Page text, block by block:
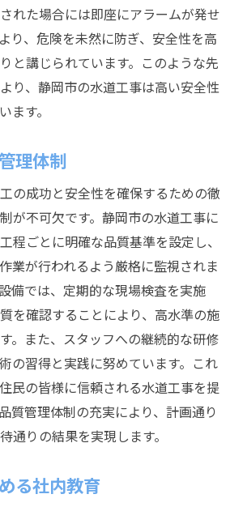
れた場合には即座にアラームが発せ
り、危険を未然に防ぎ、安全性を高
と講じられています。このような先
り、静岡市の水道工事は高い安全性
ます。
理体制
の成功と安全性を確保するための徹
が不可欠です。静岡市の水道工事に
程ごとに明確な品質基準を設定し、
業が行われるよう厳格に監視されま
備では、定期的な現場検査を実施
を確認することにより、高水準の施
。また、スタッフへの継続的な研修
の習得と実践に努めています。これ
民の皆様に信頼される水道工事を提
質管理体制の充実により、計画通り
通りの結果を実現します。
る社内教育